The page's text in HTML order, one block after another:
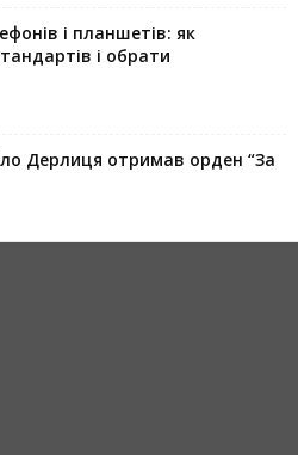
і планшетів: як
і обрати
Дерлиця отримав орден “За